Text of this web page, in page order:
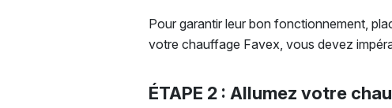
Pour garantir leur bon fonctionnement,
votre chauffage Favex, vous devez
ÉTAPE 2 : Allumez votre